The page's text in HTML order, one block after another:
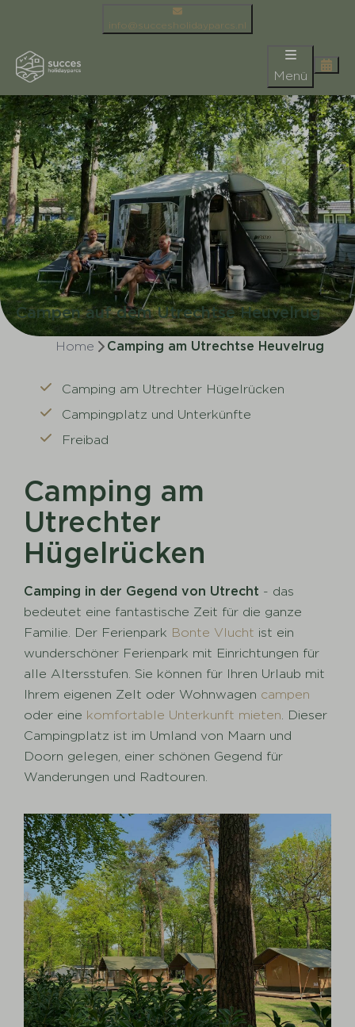
info@succesholidayparcs.nl
Menü
Campen auf dem Utrechtse Heuvelrug
Home Camping am Utrechtse Heuvelrug
Camping am Utrechter Hügelrücken
Campingplatz und Unterkünfte
Freibad
Camping am
Utrechter
Hügelrücken
Camping in der Gegend von Utrecht - das
bedeutet eine fantastische Zeit für die ganze
Familie. Der Ferienpark Bonte Vlucht ist ein
wunderschöner Ferienpark mit Einrichtungen für
alle Altersstufen. Sie können für Ihren Urlaub mit
Ihrem eigenen Zelt oder Wohnwagen campen
oder eine komfortable Unterkunft mieten. Dieser
Campingplatz ist im Umland von Maarn und
Doorn gelegen, einer schönen Gegend für
Wanderungen und Radtouren.